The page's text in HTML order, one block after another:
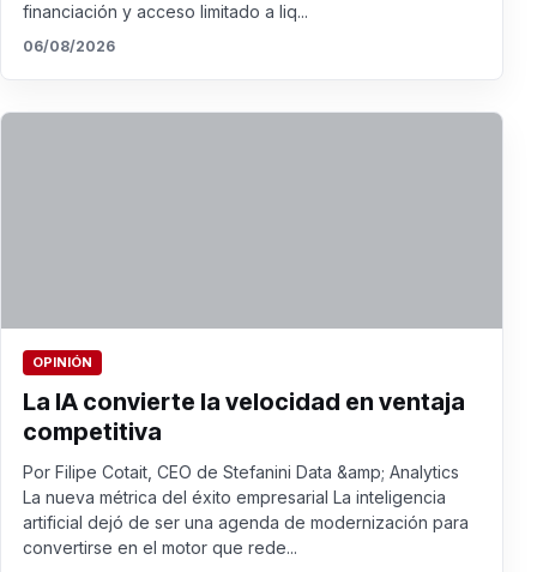
financiación y acceso limitado a liq...
06/08/2026
OPINIÓN
La IA convierte la velocidad en ventaja
competitiva
Por Filipe Cotait, CEO de Stefanini Data &amp; Analytics
La nueva métrica del éxito empresarial La inteligencia
artificial dejó de ser una agenda de modernización para
convertirse en el motor que rede...